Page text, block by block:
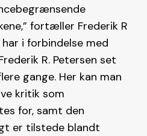
fortæller Frederik R
i forbindelse med
R. Petersen set
gange. Her kan man
kritik som
for, samt den
er tilstede blandt